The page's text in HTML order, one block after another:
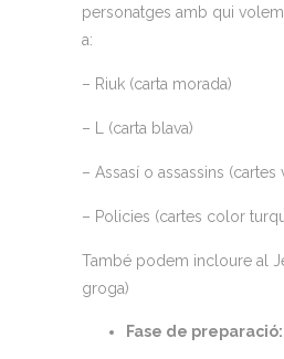
personatges amb qui
a:
– Riuk (carta morada)
– L (carta blava)
– Assasí o assassins (cartes
– Policies (cartes color
També podem incloure al
groga)
Fase de preparació: